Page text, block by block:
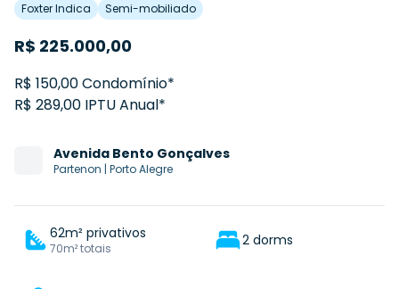
Foxter Indica Semi-mobiliado
R$ 225.000,00
R$ 150,00 Condomínio*
R$ 289,00 IPTU Anual*
Avenida Bento Gonçalves
Partenon | Porto Alegre
62m² privativos
70m² totais 2 dorms